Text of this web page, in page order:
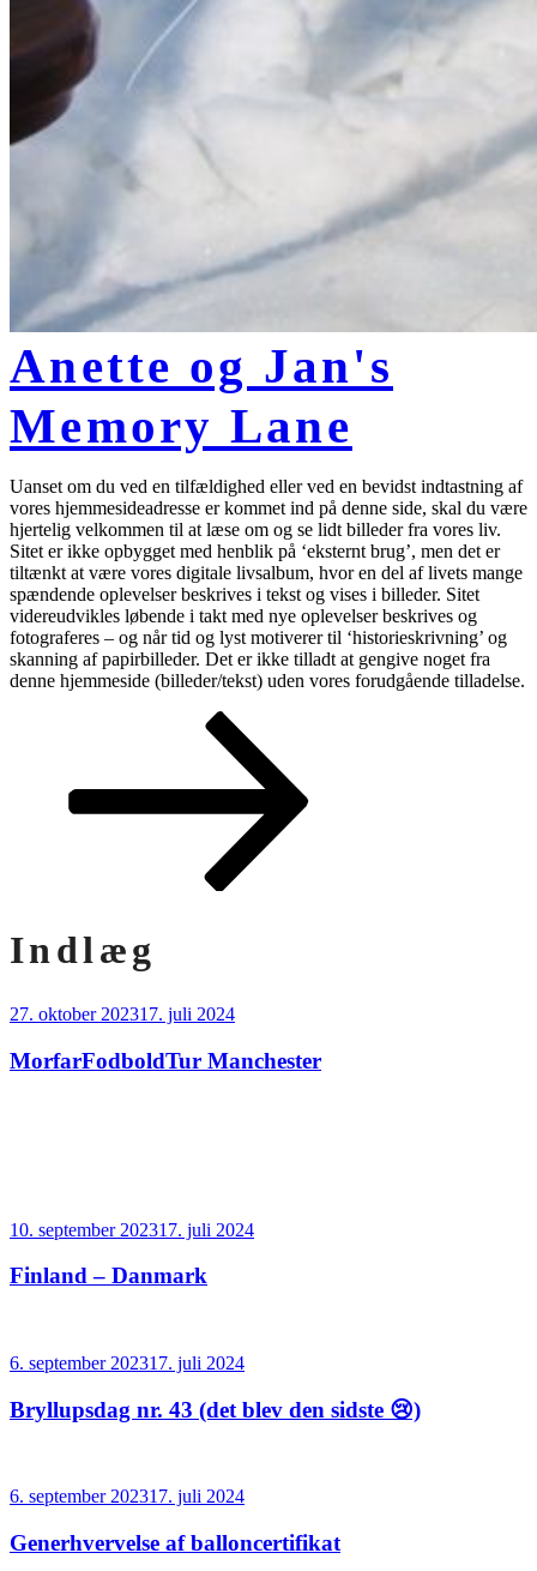
Anette og Jan's
Memory Lane
Uanset om du ved en tilfældighed eller ved en bevidst indtastning af
vores hjemmesideadresse er kommet ind på denne side, skal du være
hjertelig velkommen til at læse om og se lidt billeder fra vores liv.
Sitet er ikke opbygget med henblik på ‘eksternt brug’, men det er
tiltænkt at være vores digitale livsalbum, hvor en del af livets mange
spændende oplevelser beskrives i tekst og vises i billeder. Sitet
videreudvikles løbende i takt med nye oplevelser beskrives og
fotograferes – og når tid og lyst motiverer til ‘historieskrivning’ og
skanning af papirbilleder. Det er ikke tilladt at gengive noget fra
denne hjemmeside (billeder/tekst) uden vores forudgående tilladelse.
Indlæg
Udgivet
27. oktober 202317. juli 2024
MorfarFodboldTur Manchester
Udgivet
10. september 202317. juli 2024
Finland – Danmark
Udgivet
6. september 202317. juli 2024
Bryllupsdag nr. 43 (det blev den sidste 😢)
Udgivet
6. september 202317. juli 2024
Generhvervelse af balloncertifikat